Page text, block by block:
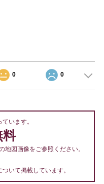
0 0
います。
料
図画像をご参照ください。
いて掲載しています。